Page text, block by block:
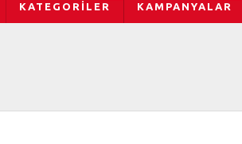
KATEGORILER KAMPANYALAR